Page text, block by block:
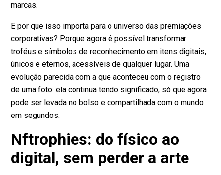
marcas.
E por que isso importa para o universo das premiações
corporativas? Porque agora é possível transformar
troféus e símbolos de reconhecimento em itens digitais,
únicos e eternos, acessíveis de qualquer lugar. Uma
evolução parecida com a que aconteceu com o registro
de uma foto: ela continua tendo significado, só que agora
pode ser levada no bolso e compartilhada com o mundo
em segundos.
Nftrophies: do físico ao
digital, sem perder a arte